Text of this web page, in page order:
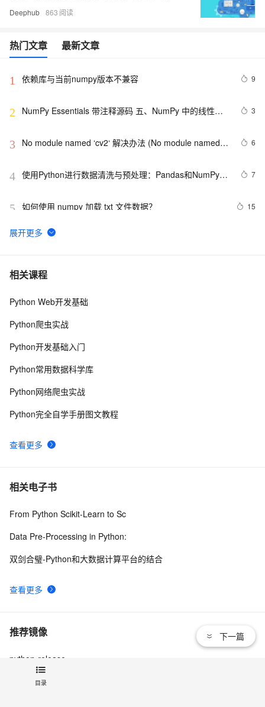
目录
Deephub 863
热门文章 最新文章
1 依赖库与当前numpy版本不兼容 9
2
NumPy Essentials 带注释源码 五、NumPy 中的线性代
3
3
No module named ‘cv2‘ 解决办法 (No module named
6
4 使用Python进行数据清洗与预处理：Pandas和NumPy的
7
5 如何使用 numpy 加载 txt 文件数据？ 15
6
Pytorch实践中的list、numpy、torch.tensor之间数据格式
7 【Python-Numpy】numpy.stack()的解析与使用
8 【Numpy库学习笔记】Numpy中dim、shape和size的理
运行！
10向量化操作简介和Pandas、Numpy示例
相关课程
查看更多
Python Web开发基础
Python爬虫实战
Python开发基础入门
Python常用数据科学库
Python网络爬虫实战
Python完全自学手册图文教程
相关电子书
查看更多
From Python Scikit-Learn to Sc
Data Pre-Processing in Python:
双剑合璧-Python和大数据计算平台的结合
推荐镜像
查看更多
python-release
下一篇